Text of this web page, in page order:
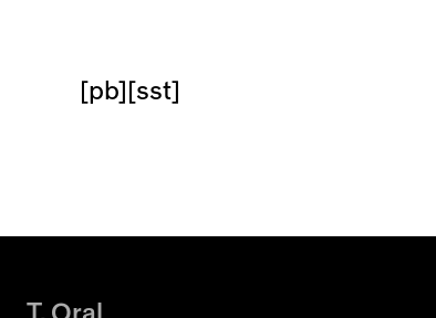
[pb][sst]